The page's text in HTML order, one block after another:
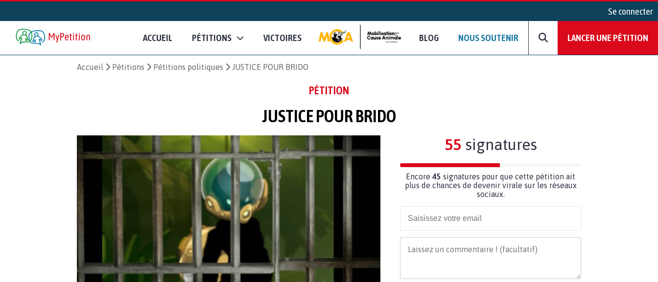
Se connecter
ACCUEIL PÉTITIONS VICTOIRES BLOG NOUS SOUTENIR LANCER UNE PÉTITION
Accueil Pétitions Pétitions politiques JUSTICE POUR BRIDO
PÉTITION
JUSTICE POUR BRIDO
55 signatures
Encore 45 signatures pour que cette pétition ait
plus de chances de devenir virale sur les réseaux
sociaux.